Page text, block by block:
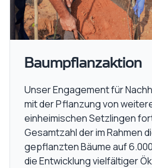
Baumpflanzaktion
Unser Engagement für
mit der Pflanzung von
einheimischen Setzlingen
Gesamtzahl der im Rahmen
gepflanzten Bäume auf
die Entwicklung vielfältiger